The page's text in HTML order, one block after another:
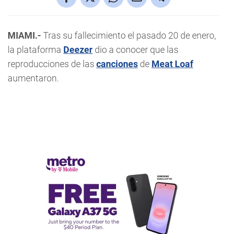
MIAMI.- Tras su fallecimiento el pasado 20 de enero,
la plataforma Deezer dio a conocer que las
reproducciones de las canciones de Meat Loaf
aumentaron.